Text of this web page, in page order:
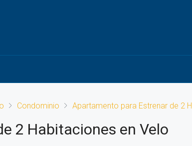
Condominio Apartamento para Estrenar de 2
2 Habitaciones en Velo